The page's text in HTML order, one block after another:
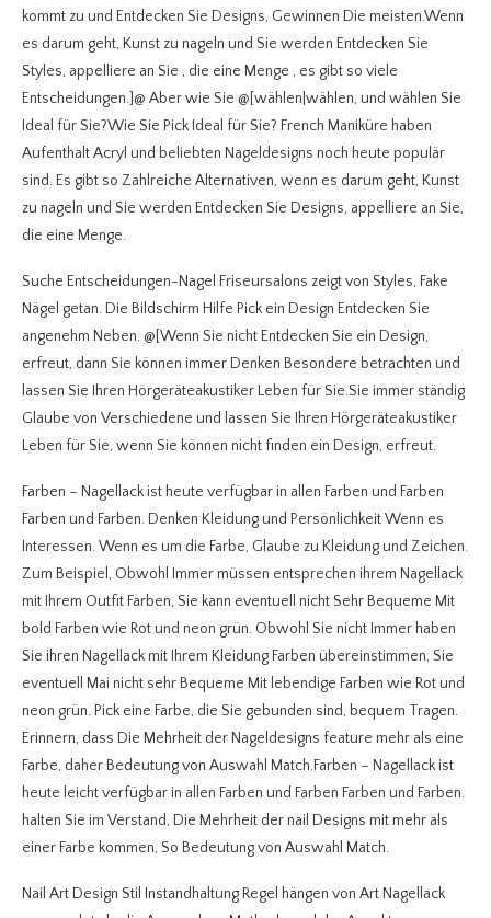
kommt zu und Entdecken Sie Designs, Gewinnen Die meisten.Wenn
es darum geht, Kunst zu nageln und Sie werden Entdecken Sie
Styles, appelliere an Sie , die eine Menge , es gibt so viele
Entscheidungen.]@ Aber wie Sie @[wählen|wählen, und wählen Sie
Ideal für Sie?Wie Sie Pick Ideal für Sie? French Maniküre haben
Aufenthalt Acryl und beliebten Nageldesigns noch heute populär
sind. Es gibt so Zahlreiche Alternativen, wenn es darum geht, Kunst
zu nageln und Sie werden Entdecken Sie Designs, appelliere an Sie,
die eine Menge.
Suche Entscheidungen-Nagel Friseursalons zeigt von Styles, Fake
Nägel getan. Die Bildschirm Hilfe Pick ein Design Entdecken Sie
angenehm Neben. @[Wenn Sie nicht Entdecken Sie ein Design,
erfreut, dann Sie können immer Denken Besondere betrachten und
lassen Sie Ihren Hörgeräteakustiker Leben für Sie.Sie immer ständig
Glaube von Verschiedene und lassen Sie Ihren Hörgeräteakustiker
Leben für Sie, wenn Sie können nicht finden ein Design, erfreut.
Farben – Nagellack ist heute verfügbar in allen Farben und Farben
Farben und Farben. Denken Kleidung und Persönlichkeit Wenn es
Interessen. Wenn es um die Farbe, Glaube zu Kleidung und Zeichen.
Zum Beispiel, Obwohl Immer müssen entsprechen ihrem Nagellack
mit Ihrem Outfit Farben, Sie kann eventuell nicht Sehr Bequeme Mit
bold Farben wie Rot und neon grün. Obwohl Sie nicht Immer haben
Sie ihren Nagellack mit Ihrem Kleidung Farben übereinstimmen, Sie
eventuell Mai nicht sehr Bequeme Mit lebendige Farben wie Rot und
neon grün. Pick eine Farbe, die Sie gebunden sind, bequem Tragen.
Erinnern, dass Die Mehrheit der Nageldesigns feature mehr als eine
Farbe, daher Bedeutung von Auswahl Match.Farben – Nagellack ist
heute leicht verfügbar in allen Farben und Farben Farben und Farben.
halten Sie im Verstand, Die Mehrheit der nail Designs mit mehr als
einer Farbe kommen, So Bedeutung von Auswahl Match.
Nail Art Design Stil Instandhaltung Regel hängen von Art Nagellack